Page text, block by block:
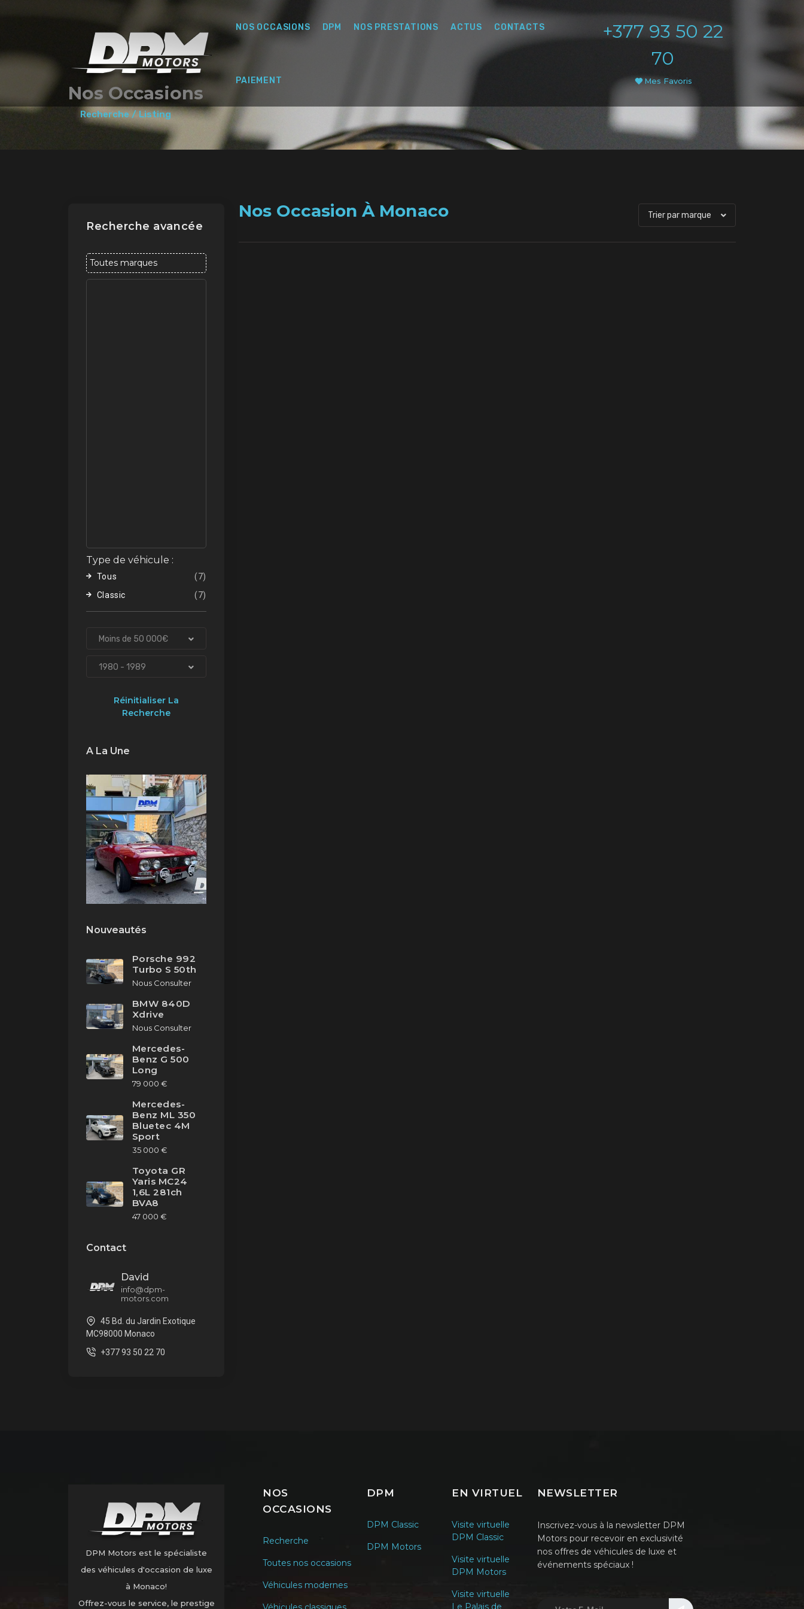
NOS OCCASIONS DPM NOS PRESTATIONS ACTUS CONTACTS
PAIEMENT
+377 93 50 22
70
Mes Favoris
Nos Occasions
Recherche / Listing
Recherche avancée
Toutes marques
Type de véhicule :
Tous
(7)
Classic
(7)
Moins de 50 000€
1980 - 1989
Réinitialiser La
Recherche
A La Une
Nouveautés
Porsche 992
Turbo S 50th
Nous Consulter
BMW 840D
Xdrive
Nous Consulter
Mercedes-
Benz G 500
Long
79 000 €
Mercedes-
Benz ML 350
Bluetec 4M
Sport
35 000 €
Toyota GR
Yaris MC24
1,6L 281ch
BVA8
47 000 €
Contact
David
info@dpm-
motors.com
45 Bd. du Jardin Exotique
MC98000 Monaco
+377 93 50 22 70
Nos Occasion À Monaco Trier par marque
DPM Motors est le spécialiste
des véhicules d'occasion de luxe
à Monaco!
Offrez-vous le service, le prestige
NOS
OCCASIONS
Recherche
Toutes nos occasions
Véhicules modernes
DPM
DPM Classic
DPM Motors
EN VIRTUEL
Visite virtuelle
DPM Classic
Visite virtuelle
DPM Motors
Visite virtuelle
Le Palais de
NEWSLETTER
Inscrivez-vous à la newsletter DPM
Motors pour recevoir en exclusivité
nos offres de véhicules de luxe et
événements spéciaux !